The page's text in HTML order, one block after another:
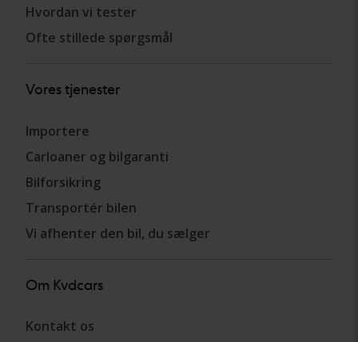
Hvordan vi tester
Ofte stillede spørgsmål
Vores tjenester
Importere
Carloaner og bilgaranti
Bilforsikring
Transportér bilen
Vi afhenter den bil, du sælger
Om Kvdcars
Kontakt os